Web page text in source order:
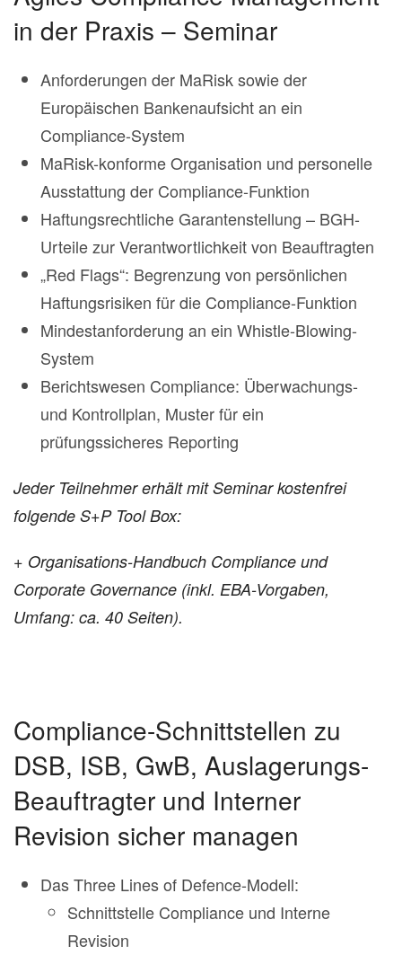
in der Praxis – Seminar
Anforderungen der MaRisk sowie der
Europäischen Bankenaufsicht an ein
Compliance-System
MaRisk-konforme Organisation und personelle
Ausstattung der Compliance-Funktion
Haftungsrechtliche Garantenstellung – BGH-
Urteile zur Verantwortlichkeit von Beauftragten
„Red Flags“: Begrenzung von persönlichen
Haftungsrisiken für die Compliance-Funktion
Mindestanforderung an ein Whistle-Blowing-
System
Berichtswesen Compliance: Überwachungs-
und Kontrollplan, Muster für ein
prüfungssicheres Reporting
Jeder Teilnehmer erhält mit Seminar kostenfrei
folgende S+P Tool Box:
+ Organisations-Handbuch Compliance und
Corporate Governance (inkl. EBA-Vorgaben,
Umfang: ca. 40 Seiten).
Compliance-Schnittstellen zu
DSB, ISB, GwB, Auslagerungs-
Beauftragter und Interner
Revision sicher managen
Das Three Lines of Defence-Modell:
Schnittstelle Compliance und Interne
Revision